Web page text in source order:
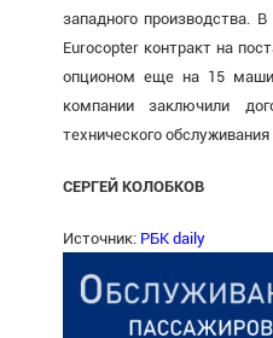
западного производ­ства.
Eurocopter контракт на
опционом еще на 15
компании заключили
технического обслуживания
СЕРГЕЙ КОЛОБКОВ
Источник: РБК daily